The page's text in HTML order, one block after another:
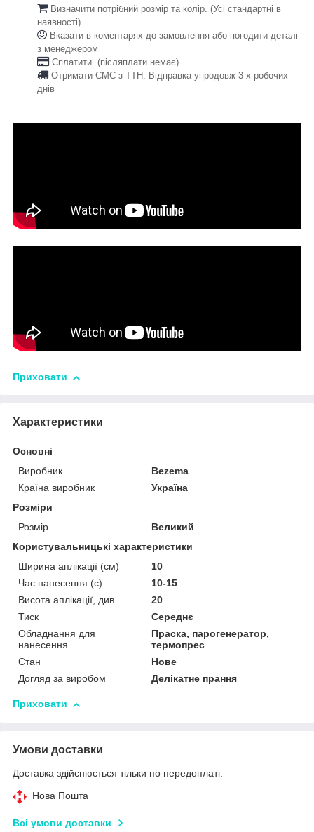
Визначити потрібний розмір та колір. (Усі стандартні в
наявності).
Вказати в коментарях до замовлення або погодити деталі
з менеджером
Сплатити. (післяплати немає)
Отримати СМС з ТТН. Відправка упродовж 3-х робочих
днів
Приховати
Характеристики
Основні
Виробник
Bezema
Країна виробник
Україна
Розміри
Розмір
Великий
Користувальницькі характеристики
Ширина аплікації (см)
10
Час нанесення (с)
10-15
Висота аплікації, див.
20
Тиск
Середнє
Обладнання для
нанесення
Праска, парогенератор,
термопрес
Стан
Нове
Догляд за виробом
Делікатне прання
Приховати
Умови доставки
Доставка здійснюється тільки по передоплаті.
Нова Пошта
Всі умови доставки